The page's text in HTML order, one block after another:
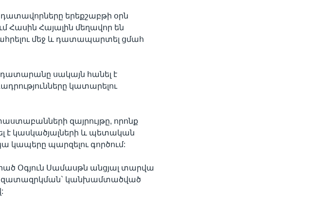
երեքշաբթի օրն
Հայալին մեղավոր են
մեջ և դատապարտել ցմահ
դատարանը սակայն հանել է
կատարելու
զայրույթը, որոնք
է կասկածյալների և պետական
կապերը պարզելու գործում:
Օգյուն Սամասթն անցյալ տարվա
կանխամտածված